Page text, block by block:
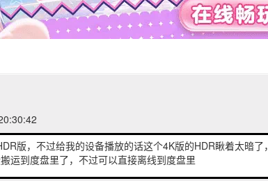
版，不过给我的设备播放的话这个4K版的HDR瞅着太暗了
运到度盘里了，不过可以直接离线到度盘里